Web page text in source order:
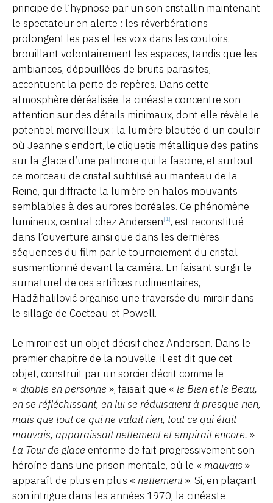
principe de l’hypnose par un son cristallin maintenant
le spectateur en alerte : les réverbérations
prolongent les pas et les voix dans les couloirs,
brouillant volontairement les espaces, tandis que les
ambiances, dépouillées de bruits parasites,
accentuent la perte de repères. Dans cette
atmosphère déréalisée, la cinéaste concentre son
attention sur des détails minimaux, dont elle révèle le
potentiel merveilleux : la lumière bleutée d’un couloir
où Jeanne s’endort, le cliquetis métallique des patins
sur la glace d’une patinoire qui la fascine, et surtout
ce morceau de cristal subtilisé au manteau de la
Reine, qui diffracte la lumière en halos mouvants
semblables à des aurores boréales. Ce phénomène
lumineux, central chez Andersen[1], est reconstitué
dans l’ouverture ainsi que dans les dernières
séquences du film par le tournoiement du cristal
susmentionné devant la caméra. En faisant surgir le
surnaturel de ces artifices rudimentaires,
Hadžihalilović organise une traversée du miroir dans
le sillage de Cocteau et Powell.
Le miroir est un objet décisif chez Andersen. Dans le
premier chapitre de la nouvelle, il est dit que cet
objet, construit par un sorcier décrit comme le
« diable en personne », faisait que « le Bien et le Beau,
en se réfléchissant, en lui se réduisaient à presque rien,
mais que tout ce qui ne valait rien, tout ce qui était
mauvais, apparaissait nettement et empirait encore. »
La Tour de glace enferme de fait progressivement son
héroïne dans une prison mentale, où le « mauvais »
apparaît de plus en plus « nettement». Si, en plaçant
son intrigue dans les années 1970, la cinéaste